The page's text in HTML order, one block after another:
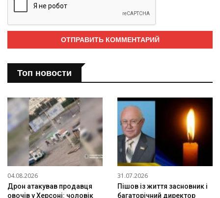
Топ новости
04.08.2026
Дрон атакував продавця
овочів у Херсоні: чоловік
31.07.2026
Пішов із життя засновник і
багаторічний директор